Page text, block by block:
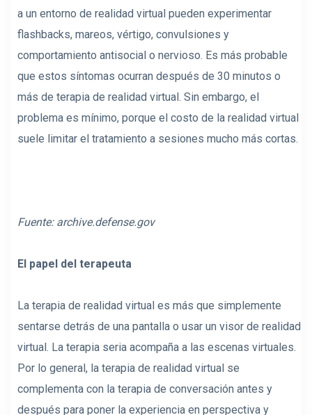
a un entorno de realidad virtual pueden experimentar
flashbacks, mareos, vértigo, convulsiones y
comportamiento antisocial o nervioso. Es más probable
que estos síntomas ocurran después de 30 minutos o
más de terapia de realidad virtual. Sin embargo, el
problema es mínimo, porque el costo de la realidad virtual
suele limitar el tratamiento a sesiones mucho más cortas.
Fuente: archive.defense.gov
El papel del terapeuta
La terapia de realidad virtual es más que simplemente
sentarse detrás de una pantalla o usar un visor de realidad
virtual. La terapia seria acompaña a las escenas virtuales.
Por lo general, la terapia de realidad virtual se
complementa con la terapia de conversación antes y
después para poner la experiencia en perspectiva y